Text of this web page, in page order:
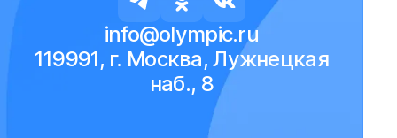
info@olympic.ru
119991, г. Москва, Лужнецкая
наб., 8